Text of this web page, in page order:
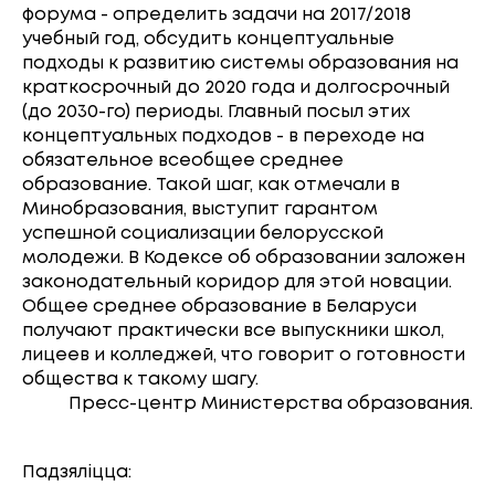
форума - определить задачи на 2017/2018
учебный год, обсудить концептуальные
подходы к развитию системы образования на
краткосрочный до 2020 года и долгосрочный
(до 2030-го) периоды. Главный посыл этих
концептуальных подходов - в переходе на
обязательное всеобщее среднее
образование. Такой шаг, как отмечали в
Минобразования, выступит гарантом
успешной социализации белорусской
молодежи. В Кодексе об образовании заложен
законодательный коридор для этой новации.
Общее среднее образование в Беларуси
получают практически все выпускники школ,
лицеев и колледжей, что говорит о готовности
общества к такому шагу.
Пресс-центр Министерства образования.
Падзяліцца: